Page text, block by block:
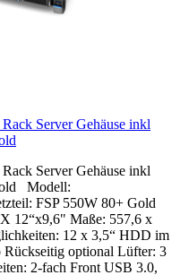
Server Gehäuse inkl
Server Gehäuse inkl
Modell:
FSP 550W 80+ Gold
12“x9,6" Maße: 557,6 x
12 x 3,5“ HDD im
optional Lüfter: 3
2-fach Front USB 3.0,